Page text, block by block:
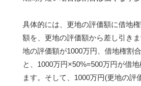
具体的には、更地の評価額に借地
額を、更地の評価額から差し引き
地の評価額が1000万円、借地権割
と、1000万円×50%=500万円が借
ます。そして、1000万円(更地の評